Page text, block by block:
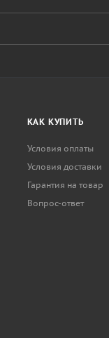
КАК КУПИТЬ
Условия оплаты
Условия доставки
Гарантия на товар
Вопрос-ответ